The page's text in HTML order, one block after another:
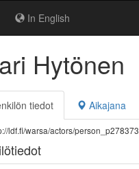
In English
Hytönen
tiedot Aikajana
ldf.fi/warsa/actors/person_p278373